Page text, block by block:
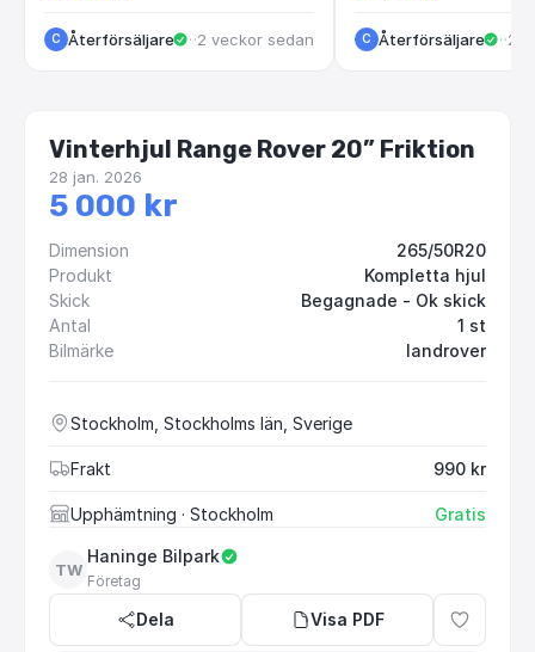
C Återförsäljare · Göteborg
·2 veckor sedan C Återförsäljare ··2
Vinterhjul Range Rover 20” Friktion
28 jan. 2026
5 000 kr
Dimension
265/50R20
Produkt
Kompletta hjul
Skick
Begagnade - Ok skick
Antal
1 st
Bilmärke
landrover
Stockholm, Stockholms län, Sverige
Frakt 990 kr
Upphämtning · Stockholm Gratis
TW
Haninge Bilpark
Företag
Dela Visa PDF